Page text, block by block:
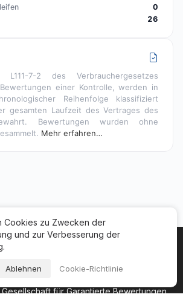
0
26
L111-7-2 des Verbrauchergesetzes
einer Kontrolle, werden in
Reihenfolge klassifiziert
gesamten Laufzeit des Vertrages des
Bewertungen wurden ohne
Mehr erfahren…
Ihr Bewertungsstatus
Nutzungsbedingugen
Rechtshinweise
Gesellschaft für Garantierte Bewertungen.
Cookies zu Zwecken der
und zur Verbesserung der
Ablehnen Cookie-Richtlinie